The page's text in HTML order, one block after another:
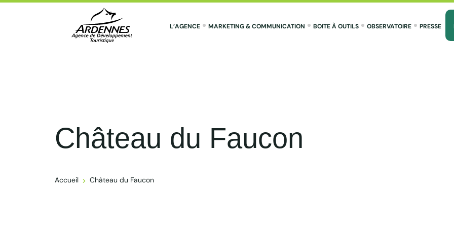
L’AGENCE MARKETING & COMMUNICATION BOITE À OUTILS OBSERVATOIRE PRESSE
Château du Faucon
Accueil Château du Faucon